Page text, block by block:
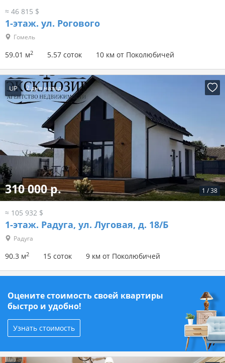
≈ 46 815 $
1-этаж. ул. Рогового
Гомель
59.01 м2 5.57 соток 10 км от Поколюбичей
UP 2 дня назад
1 /38
310 000 р.
≈ 105 932 $
1-этаж. Радуга, ул. Луговая, д. 18/Б
Радуга
90.3 м2 15 соток 9 км от Поколюбичей
Оцените стоимость своей квартиры
быстро и удобно!
Узнать стоимость